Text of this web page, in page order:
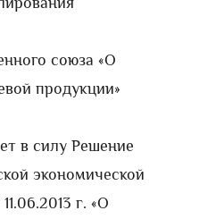
союза «О
продукции»
в силу Решение
экономической
г. «О